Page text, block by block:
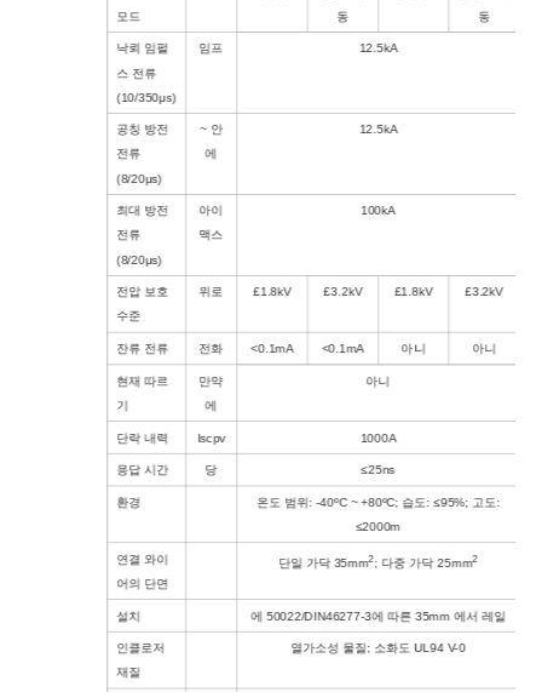
모드
동
동
낙뢰 임펄
스 전류
(10/350μs)
임프 12.5kA
공칭 방전
전류
(8/20μs)
~ 안
에
12.5kA
최대 방전
전류
(8/20μs)
아이
맥스
100kA
전압 보호
수준
위로 £1.8kV £3.2kV £1.8kV £3.2kV
잔류 전류 전화 <0.1mA <0.1mA 아니 아니
현재 따르
기
만약
에
아니
단락 내력 Iscpv 1000A
응답 시간 당 ≤25ns
환경
온도 범위: -40ºC ~ +80ºC; 습도: ≤95%; 고도:
≤2000m
연결 와이
어의 단면
단일 가닥 35mm2; 다중 가닥 25mm2
설치 에 50022/DIN46277-3에 따른 35mm 에서 레일
인클로저
재질
열가소성 물질; 소화도 UL94 V-0